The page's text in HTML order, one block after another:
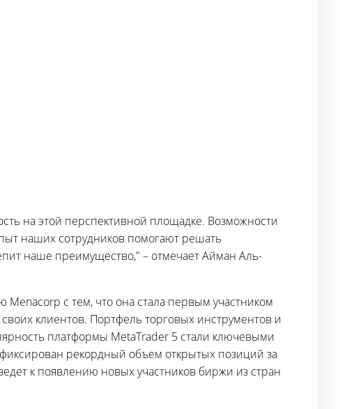
на этой перспективной площадке. Возможности
наших сотрудников помогают решать
наше преимущество," – отмечает Айман Аль-
с тем, что она стала первым участником
клиентов. Портфель торговых инструментов и
платформы MetaTrader 5 стали ключевыми
рекордный объем открытых позиций за
к появлению новых участников биржи из стран